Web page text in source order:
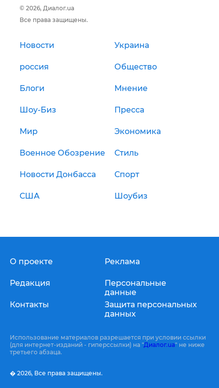
© 2026, Диалог.ua
Все права защищены.
Новости Украина
россия Общество
Блоги Мнение
Шоу-Биз Пресса
Мир Экономика
Военное Обозрение Стиль
Новости Донбасса Спорт
США Шоубиз
О проекте
Редакция
Контакты
Реклама
Персональные
данные
Защита персональных
данных
Использование материалов разрешается при условии ссылки
(для интернет-изданий - гиперссылки) на "Диалог.ua" не ниже
третьего абзаца.
� 2026, Все права защищены.